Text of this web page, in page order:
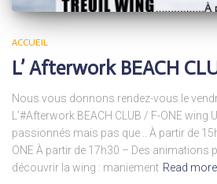
ACCUEIL
L’ Afterwork BEACH
Nous vous donnons rendez-vous le
L’#Afterwork BEACH CLUB / F-ONE wing
passionnés mais pas que .. À partir de
ONE À partir de 17h30 – Des animations
découvrir la wing : maniement Read more…